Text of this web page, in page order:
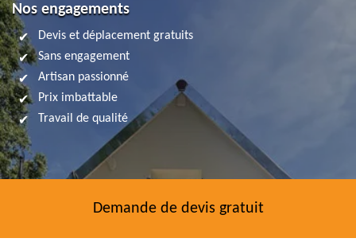
Nos engagements
Devis et déplacement gratuits
Sans engagement
Artisan passionné
Prix imbattable
Travail de qualité
Demande de devis gratuit